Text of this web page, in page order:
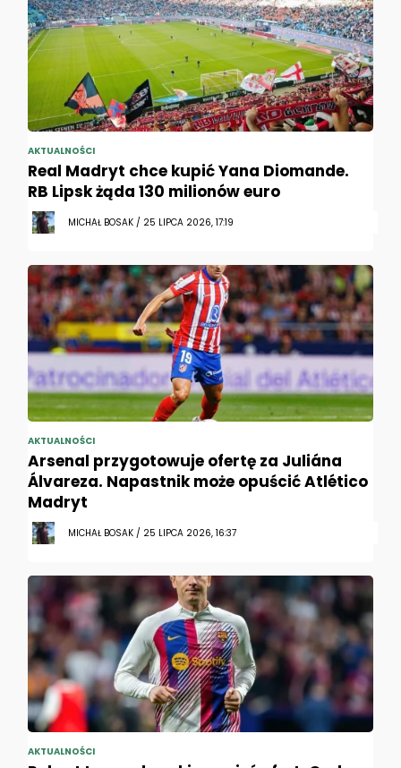
AKTUALNOŚCI
Real Madryt chce kupić Yana Diomande.
RB Lipsk żąda 130 milionów euro
MICHAŁ BOSAK / 25 LIPCA 2026, 17:19
AKTUALNOŚCI
Arsenal przygotowuje ofertę za Juliána
Álvareza. Napastnik może opuścić Atlético
Madryt
MICHAŁ BOSAK / 25 LIPCA 2026, 16:37
AKTUALNOŚCI